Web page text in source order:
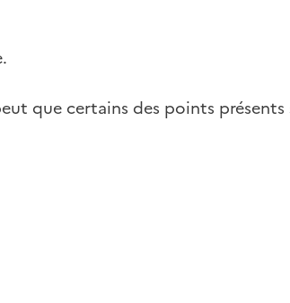
que certains des points